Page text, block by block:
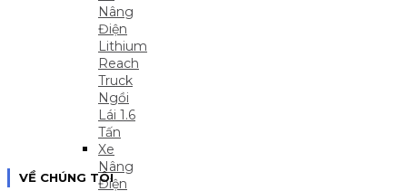
Nâng
Điện
Lithium
Reach
Truck
Ngồi
Lái 1.6
Tấn
Xe
Nâng
Điện
VỀ CHÚNG TÔI